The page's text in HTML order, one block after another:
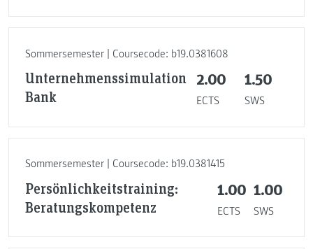
Sommersemester | Coursecode: b19.0381608
Unternehmenssimulation
Bank
2.00
ECTS
1.50
SWS
Sommersemester | Coursecode: b19.0381415
Persönlichkeitstraining:
Beratungskompetenz
1.00
ECTS
1.00
SWS